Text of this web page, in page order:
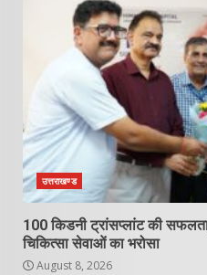
उत्तराखण्ड
100 किडनी ट्रांसप्लांट की
चिकित्सा सेवाओं का भरोसा
August 8, 2026